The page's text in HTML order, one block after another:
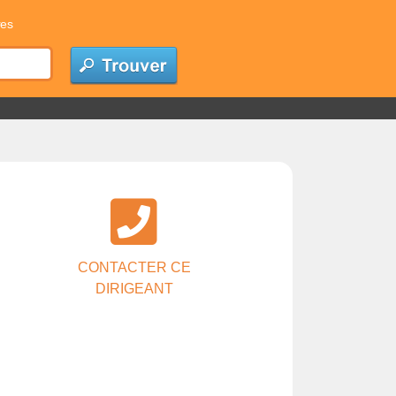
CONTACTER CE
DIRIGEANT